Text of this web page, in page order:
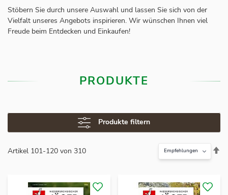
Stöbern Sie durch unsere Auswahl und lassen Sie sich von der
Vielfalt unseres Angebots inspirieren. Wir wünschen Ihnen viel
Freude beim Entdecken und Einkaufen!
PRODUKTE
Artikel 101-120 von 310
Produkte filtern